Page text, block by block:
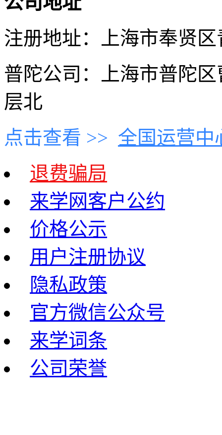
注册地址：上海市奉贤
普陀公司：上海市普陀
层北
点击查看 >> 全国运营中
退费骗局
来学网客户公约
价格公示
用户注册协议
隐私政策
官方微信公众号
来学词条
公司荣誉